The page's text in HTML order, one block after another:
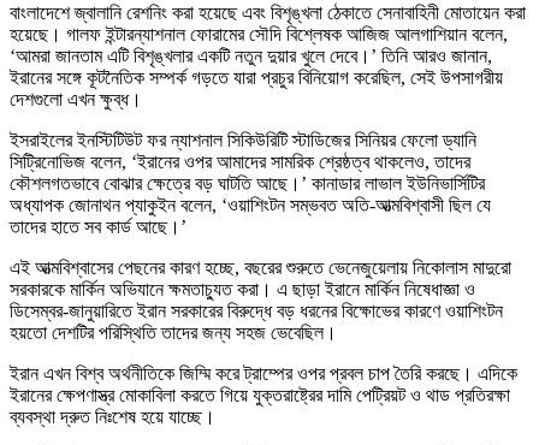
বাংলাদেশে জ্বালানি রেশনিং করা হয়েছে এবং বিশৃঙ্খলা ঠেকাতে সেনাবাহিনী মোতায়েন করা
হয়েছে। গালফ ইন্টারন্যাশনাল ফোরামের সৌদি বিশ্লেষক আজিজ আলগাশিয়ান বলেন,
‘আমরা জানতাম এটি বিশৃঙ্খলার একটি নতুন দুয়ার খুলে দেবে।’ তিনি আরও জানান,
ইরানের সঙ্গে কূটনৈতিক সম্পর্ক গড়তে যারা প্রচুর বিনিয়োগ করেছিল, সেই উপসাগরীয়
দেশগুলো এখন ক্ষুব্ধ।
ইসরাইলের ইনস্টিটিউট ফর ন্যাশনাল সিকিউরিটি স্টাডিজের সিনিয়র ফেলো ড্যানি
সিট্রিনোভিজ বলেন, ‘ইরানের ওপর আমাদের সামরিক শ্রেষ্ঠত্ব থাকলেও, তাদের
কৌশলগতভাবে বোঝার ক্ষেত্রে বড় ঘাটতি আছে।’ কানাডার লাভাল ইউনিভার্সিটির
অধ্যাপক জোনাথন প্যাকুইন বলেন, ‘ওয়াশিংটন সম্ভবত অতি-আত্মবিশ্বাসী ছিল যে
তাদের হাতে সব কার্ড আছে।’
এই আত্মবিশ্বাসের পেছনের কারণ হচ্ছে, বছরের শুরুতে ভেনেজুয়েলায় নিকোলাস মাদুরো
সরকারকে মার্কিন অভিযানে ক্ষমতাচ্যুত করা। এ ছাড়া ইরানে মার্কিন নিষেধাজ্ঞা ও
ডিসেম্বর-জানুয়ারিতে ইরান সরকারের বিরুদ্ধে বড় ধরনের বিক্ষোভের কারণে ওয়াশিংটন
হয়তো দেশটির পরিস্থিতি তাদের জন্য সহজ ভেবেছিল।
ইরান এখন বিশ্ব অর্থনীতিকে জিম্মি করে ট্রাম্পের ওপর প্রবল চাপ তৈরি করছে। এদিকে
ইরানের ক্ষেপণাস্ত্র মোকাবিলা করতে গিয়ে যুক্তরাষ্ট্রের দামি পেট্রিয়ট ও থাড প্রতিরক্ষা
ব্যবস্থা দ্রুত নিঃশেষ হয়ে যাচ্ছে।